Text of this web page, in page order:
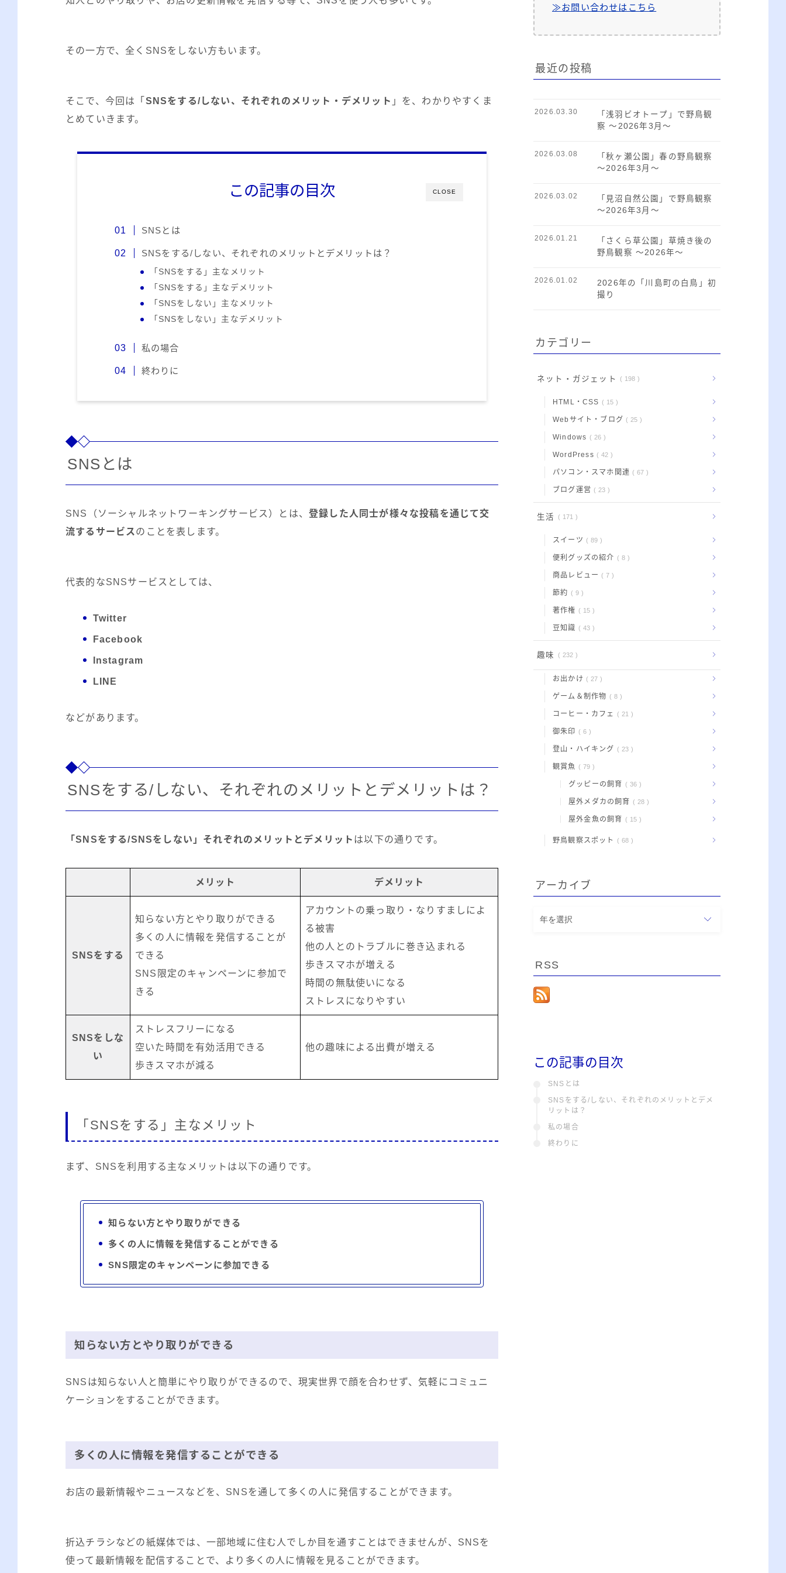
その一方で、全くSNSをしない方もいます。
そこで、今回は「 SNSをする/しない、それぞれのメリット・デメリット 」を、わかりやすくま
とめていきます。
CLOSE
この記事の目次
SNSとは
SNSをする/しない、それぞれのメリットとデメリットは？
「SNSをする」主なメリット
「SNSをする」主なデメリット
「SNSをしない」主なメリット
「SNSをしない」主なデメリット
私の場合
終わりに
SNSとは
SNS（ソーシャルネットワーキングサービス）とは、 登録した人同士が様々な投稿を通じて交
流するサービス のことを表します。
代表的なSNSサービスとしては、
Twitter
Facebook
Instagram
LINE
などがあります。
SNSをする/しない、それぞれのメリットとデメリットは？
「SNSをする/SNSをしない」それぞれのメリットとデメリット は以下の通りです。
メリット デメリット
SNSをする
知らない方とやり取りができる
多くの人に情報を発信することが
できる
SNS限定のキャンペーンに参加で
きる
アカウントの乗っ取り・なりすましによ
る被害
他の人とのトラブルに巻き込まれる
歩きスマホが増える
時間の無駄使いになる
ストレスになりやすい
SNSをしな
い
ストレスフリーになる
空いた時間を有効活用できる
歩きスマホが減る
他の趣味による出費が増える
「SNSをする」主なメリット
まず、SNSを利用する主なメリットは以下の通りです。
知らない方とやり取りができる
多くの人に情報を発信することができる
SNS限定のキャンペーンに参加できる
知らない方とやり取りができる
SNSは知らない人と簡単にやり取りができるので、現実世界で顔を合わせず、気軽にコミュニ
ケーションをすることができます。
多くの人に情報を発信することができる
お店の最新情報やニュースなどを、SNSを通して多くの人に発信することができます。
折込チラシなどの紙媒体では、一部地域に住む人でしか目を通すことはできませんが、SNSを
使って最新情報を配信することで、より多くの人に情報を見ることができます。
≫お問い合わせはこちら
最近の投稿
「浅羽ビオトープ」で野鳥観
察 ～2026年3月～
2026.03.30
「秋ヶ瀬公園」春の野鳥観察
～2026年3月～
2026.03.08
「見沼自然公園」で野鳥観察
～2026年3月～
2026.03.02
「さくら草公園」草焼き後の
野鳥観察 ～2026年～
2026.01.21
2026年の「川島町の白鳥」初
撮り
2026.01.02
カテゴリー
ネット・ガジェット 198
HTML・CSS 15
Webサイト・ブログ 25
Windows 26
WordPress 42
パソコン・スマホ関連 67
ブログ運営 23
生活 171
スイーツ 89
便利グッズの紹介 8
商品レビュー 7
節約 9
著作権 15
豆知識 43
趣味 232
お出かけ 27
ゲーム＆制作物 8
コーヒー・カフェ 21
御朱印 6
登山・ハイキング 23
観賞魚 79
グッピーの飼育 36
屋外メダカの飼育 28
屋外金魚の飼育 15
野鳥観察スポット 68
アーカイブ
ア
ブ
RSS
この記事の目次
SNSとは
SNSをする/しない、それぞれのメリットとデメ
リットは？
私の場合
終わりに